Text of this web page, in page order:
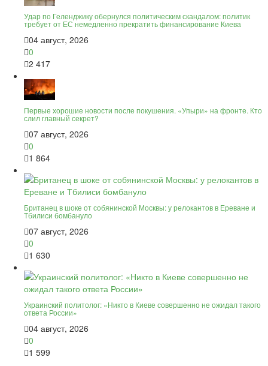
Удар по Геленджику обернулся политическим скандалом: политик
требует от ЕС немедленно прекратить финансирование Киева
04 август, 2026
0
2 417
Первые хорошие новости после покушения. «Упыри» на фронте. Кто
слил главный секрет?
07 август, 2026
0
1 864
Британец в шоке от собянинской Москвы: у релокантов в Ереване и
Тбилиси бомбануло
07 август, 2026
0
1 630
Украинский политолог: «Никто в Киеве совершенно не ожидал такого
ответа России»
04 август, 2026
0
1 599